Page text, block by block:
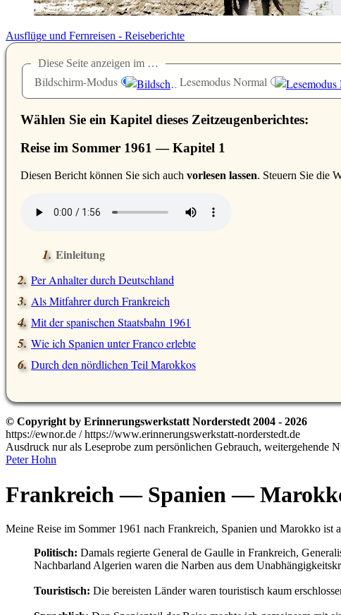
Ausflüge und Fernreisen - Reiseberichte
Diese Seite anzeigen im …
Bildschirm-Modus Lesemodus Normal
Wählen Sie ein Kapitel dieses Zeitzeugenberichtes:
Reise im Sommer 1961 — Kapitel 1
Diesen Bericht können Sie sich auch vorlesen lassen. Steuern Sie die
Einleitung
Per Anhalter durch Deutschland
Als Mitfahrer durch Frankreich
Mit der spanischen Staatsbahn 1961
Wie ich Spanien unter Franco erlebte
Durch den nördlichen Teil Marokkos
© Copyright by Erinnerungswerkstatt Norderstedt 2004 - 2026
https://ewnor.de / https://www.erinnerungswerkstatt-norderstedt.de
Ausdruck nur als Leseprobe zum persönlichen Gebrauch,
Peter Hohn
Frankreich — Spanien —
Meine Reise im Sommer 1961 nach Frankreich, Spanien und Marokko ist
Politisch: Damals regierte General de Gaulle in Frankreich,
Nachbarland Algerien waren die Narben aus dem
Touristisch: Die bereisten Länder waren touristisch kaum